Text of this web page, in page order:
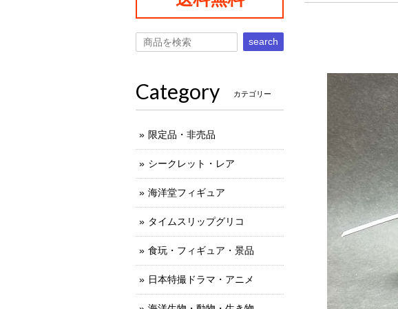
search
Category カテゴリー
限定品・非売品
シークレット・レア
海洋堂フィギュア
タイムスリップグリコ
食玩・フィギュア・景品
日本特撮ドラマ・アニメ